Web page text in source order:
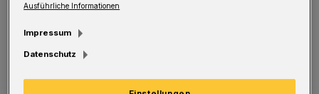
I m Rahmen der Begrüßungstage bekommen
Ausführliche Informationen
Impressum
Datenschutz